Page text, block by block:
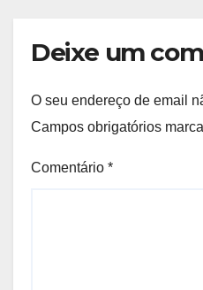
Deixe um
O seu endereço de email
Campos obrigatórios
Comentário *